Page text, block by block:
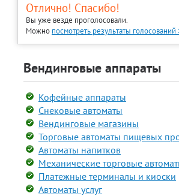
Отлично! Спасибо!
Вы уже везде проголосовали.
Можно посмотреть результаты голосований
Вендинговые аппараты
Кофейные аппараты
Снековые автоматы
Вендинговые магазины
Торговые автоматы пищевых
Автоматы напитков
Механические торговые
Платежные терминалы и киоски
Автоматы услуг